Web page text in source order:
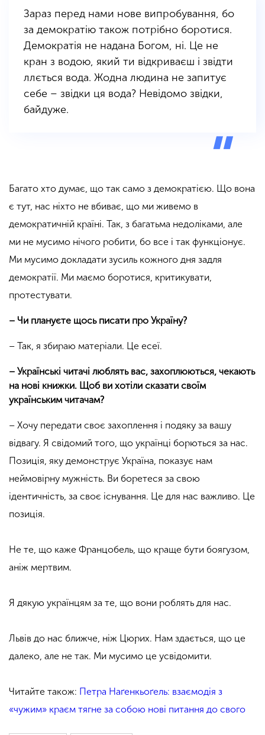
Зараз перед нами нове випробування, бо
за демократію також потрібно боротися.
Демократія не надана Богом, ні. Це не
кран з водою, який ти відкриваєш і звідти
ллється вода. Жодна людина не запитує
себе – звідки ця вода? Невідомо звідки,
байдуже.
Багато хто думає, що так само з демократією. Що вона
є тут, нас ніхто не вбиває, що ми живемо в
демократичній країні. Так, з багатьма недоліками, але
ми не мусимо нічого робити, бо все і так функціонує.
Ми мусимо докладати зусиль кожного дня задля
демократії. Ми маємо боротися, критикувати,
протестувати.
– Чи плануєте щось писати про Україну?
– Так, я збираю матеріали. Це есеї.
– Українські читачі люблять вас, захоплюються, чекають
на нові книжки. Щоб ви хотіли сказати своїм
українським читачам?
– Хочу передати своє захоплення і подяку за вашу
відвагу. Я свідомий того, що українці борються за нас.
Позиція, яку демонструє Україна, показує нам
неймовірну мужність. Ви боретеся за свою
ідентичність, за своє існування. Це для нас важливо. Це
позиція.
Не те, що каже Францобель, що краще бути боягузом,
аніж мертвим.
Я дякую українцям за те, що вони роблять для нас.
Львів до нас ближче, ніж Цюрих. Нам здається, що це
далеко, але не так. Ми мусимо це усвідомити.
Читайте також: Петра Наґенкьоґель: взаємодія з
«чужим» краєм тягне за собою нові питання до свого